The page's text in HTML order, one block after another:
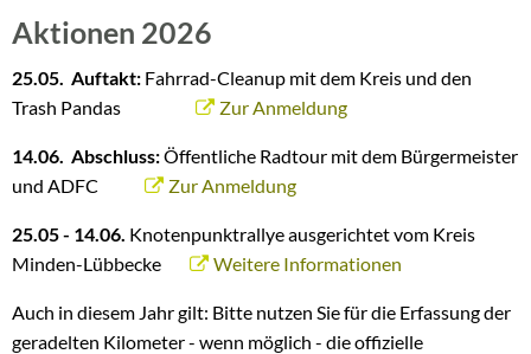
Aktionen 2026
25.05. Auftakt: Fahrrad-Cleanup mit dem Kreis und den
Trash Pandas
Zur Anmeldung
14.06. Abschluss:Öffentliche Radtour mit dem Bürgermeister
und ADFC
Zur Anmeldung
25.05 - 14.06. Knotenpunktrallye ausgerichtet vom Kreis
Minden-Lübbecke
Weitere Informationen
Auch in diesem Jahr gilt: Bitte nutzen Sie für die Erfassung der
geradelten Kilometer - wenn möglich - die offizielle